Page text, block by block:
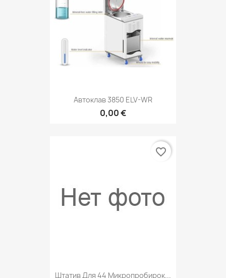
Автоклав 3850 ELV-WR
0,00 €
Штатив Для 44 Микропробирок...
favorite_border